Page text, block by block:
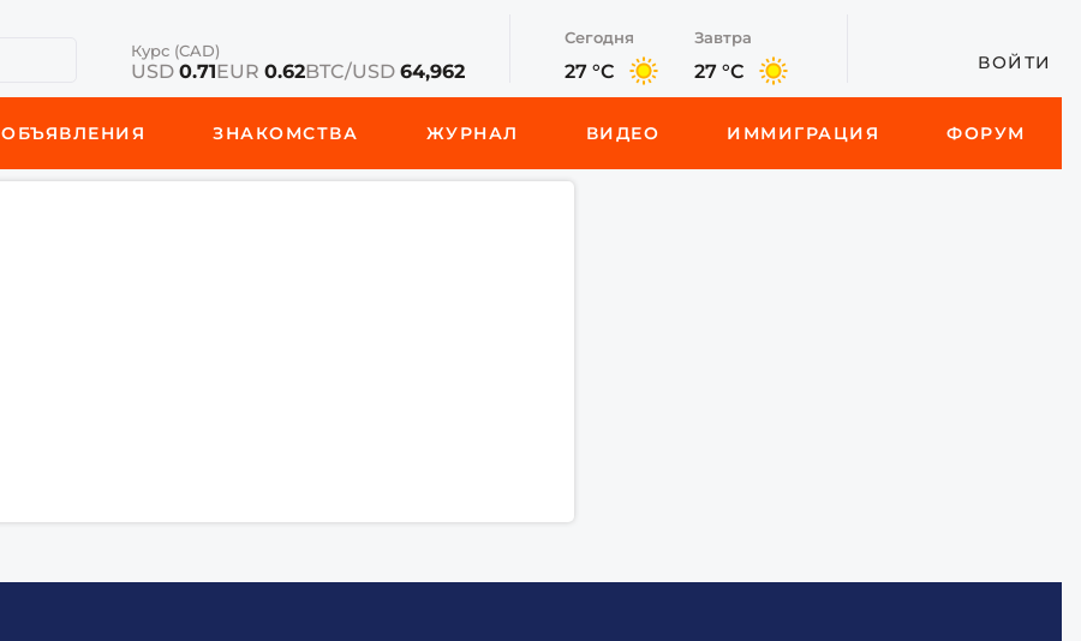
Курс (CAD)
USD 0.71EUR 0.62BTC/USD 64,962
Сегодня
27 °C
Завтра
27 °C ВОЙТИ
ОБЪЯВЛЕНИЯ ЗНАКОМСТВА ЖУРНАЛ ВИДЕО ИММИГРАЦИЯ ФОРУМ